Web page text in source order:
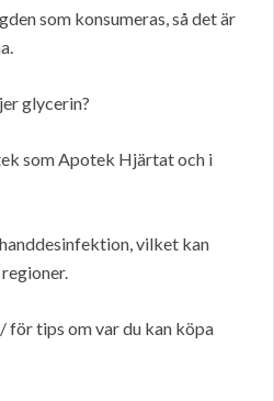
som konsumeras, så det är
glycerin?
som Apotek Hjärtat och i
vilket kan
tips om var du kan köpa